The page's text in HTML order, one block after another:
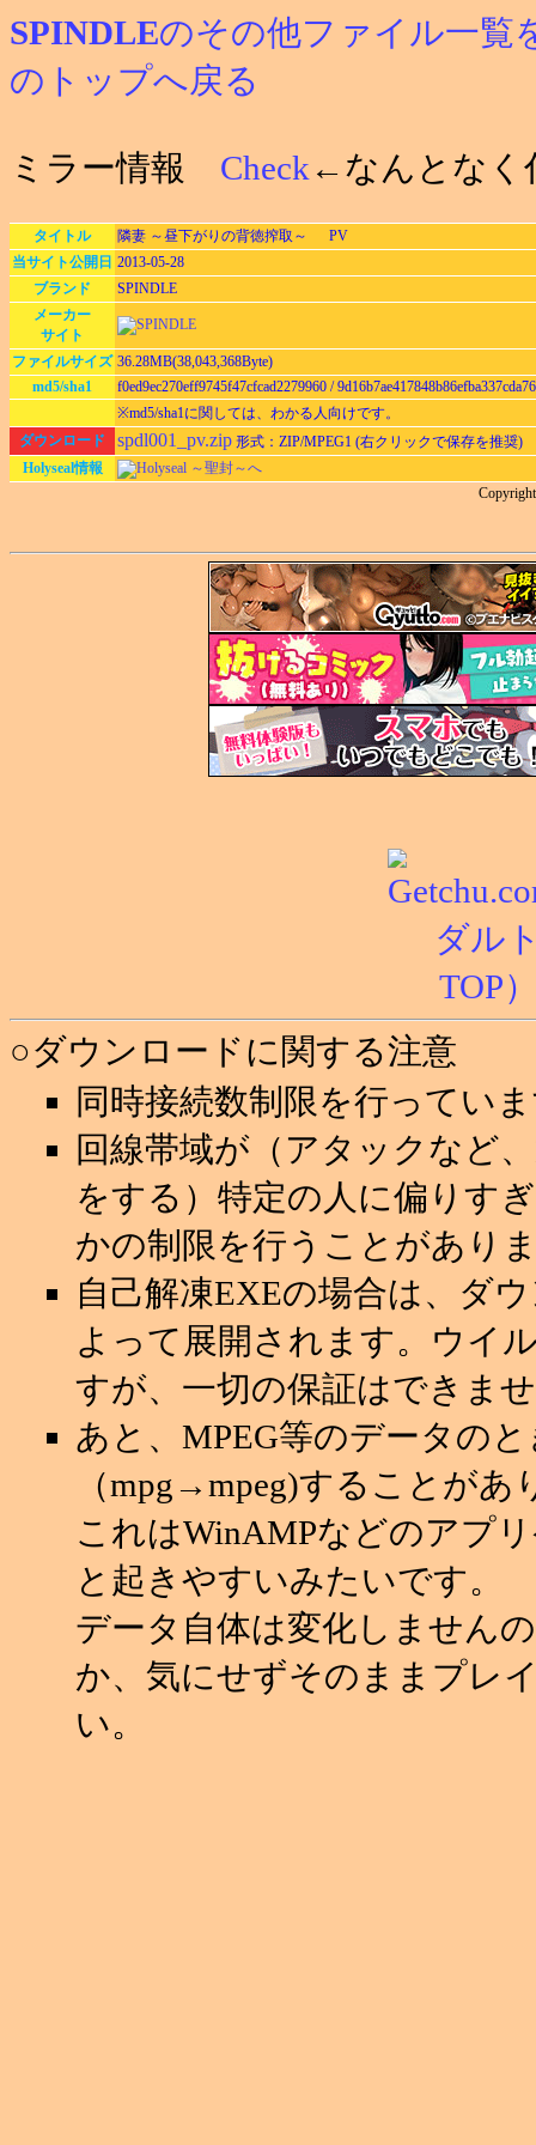
SPINDLEのその他ファイル一覧
のトップへ戻る
ミラー情報 Check ←なんとなく
タイトル
隣妻 ～昼下がりの背徳搾取～ PV
当サイト公開日 2013-05-28
ブランド
SPINDLE
メーカー
サイト
ファイルサイズ 36.28MB(38,043,368Byte)
md5/sha1
f0ed9ec270eff9745f47cfcad2279960 /
※md5/sha1に関しては、わかる人向けです。
ダウンロード
spdl001_pv.zip 形式：ZIP/MPEG1 (右クリックで保存を推奨)
Holyseal情報
Holyseal ～聖封～へ
○ダウンロードに関する注意
同時接続数制限を行ってい
回線帯域が（アタックなど
をする）特定の人に偏りす
かの制限を行うことがあり
自己解凍EXEの場合は、ダ
よって展開されます。ウイ
すが、一切の保証はできま
あと、MPEG等のデータの
（mpg→mpeg)することがあ
これはWinAMPなどのアプ
と起きやすいみたいです。
データ自体は変化しません
か、気にせずそのままプレ
い。